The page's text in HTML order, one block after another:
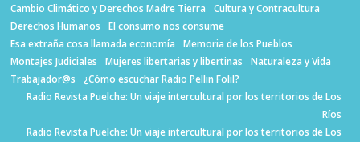
Cambio Climático y Derechos Madre Tierra
Cultura y Contracultura
Derechos Humanos
El consumo nos consume
Esa extraña cosa llamada economía
Memoria de los Pueblos
Montajes Judiciales
Mujeres libertarias y libertinas
Naturaleza y Vida
Trabajador@s
¿Cómo escuchar Radio Pellin Folil?
Radio Revista Puelche: Un viaje intercultural por los territorios de Los
Ríos
Radio Revista Puelche: Un viaje intercultural por los territorios de Los